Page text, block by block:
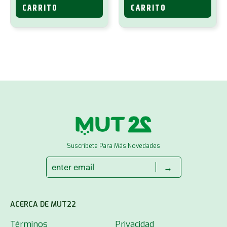
CARRITO
CARRITO
Suscríbete Para Más Novedades
→
ACERCA DE MUT22
Términos Privacidad